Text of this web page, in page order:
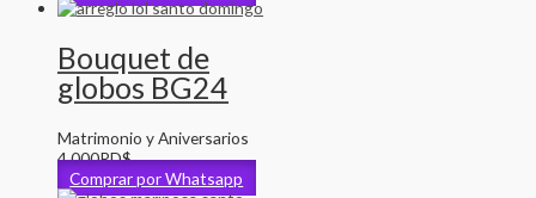
Bouquet de
globos BG24
Matrimonio y Aniversarios
4,000RD$
Comprar por Whatsapp